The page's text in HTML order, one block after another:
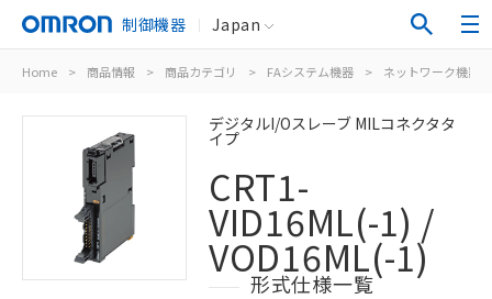
制御機器 Japan
Home > 商品情報 > 商品カテゴリ > FAシステム機器 > ネットワーク機器
デジタルI/Oスレーブ MILコネクタタ
イプ
CRT1-
VID16ML(-1) /
VOD16ML(-1)
形式仕様一覧